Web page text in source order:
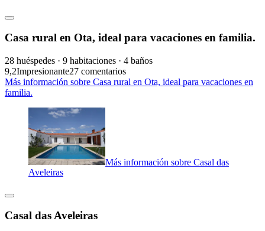
Casa rural en Ota, ideal para vacaciones en familia.
28 huéspedes · 9 habitaciones · 4 baños
9,2Impresionante27 comentarios
Más información sobre Casa rural en Ota, ideal para vacaciones en
familia.
Más información sobre Casal das
Aveleiras
Casal das Aveleiras